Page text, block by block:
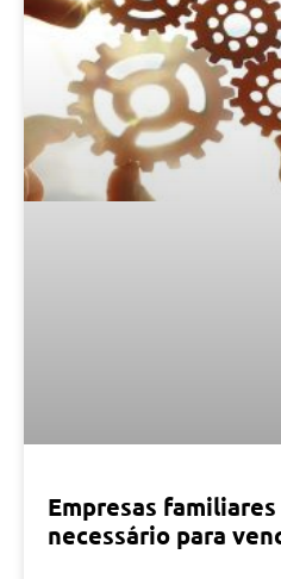
Empresas familiares
necessário para